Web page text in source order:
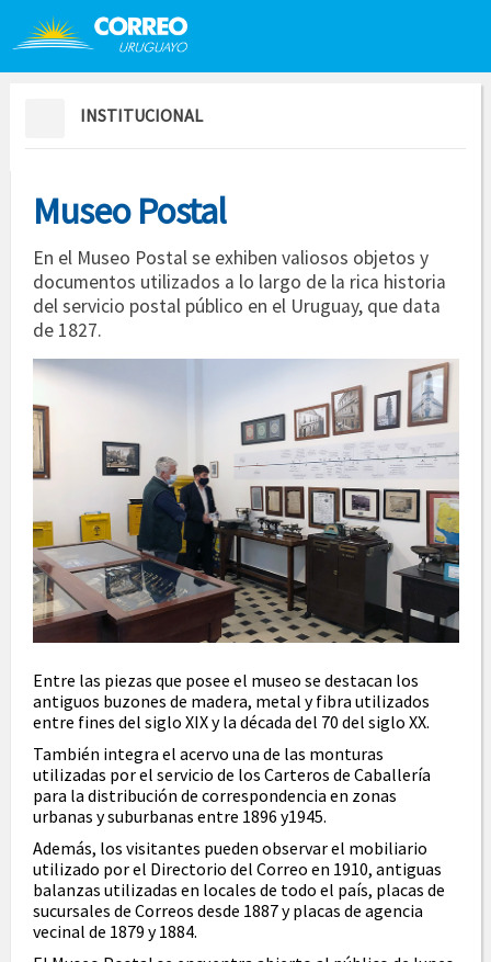
Saltar al contenido
INSTITUCIONAL
Museo Postal
En el Museo Postal se exhiben valiosos objetos y
documentos utilizados a lo largo de la rica historia
del servicio postal público en el Uruguay, que data
de 1827.
Entre las piezas que posee el museo se destacan los
antiguos buzones de madera, metal y fibra utilizados
entre fines del siglo XIX y la década del 70 del siglo XX.
También integra el acervo una de las monturas
utilizadas por el servicio de los Carteros de Caballería
para la distribución de correspondencia en zonas
urbanas y suburbanas entre 1896 y1945.
Además, los visitantes pueden observar el mobiliario
utilizado por el Directorio del Correo en 1910, antiguas
balanzas utilizadas en locales de todo el país, placas de
sucursales de Correos desde 1887 y placas de agencia
vecinal de 1879 y 1884.